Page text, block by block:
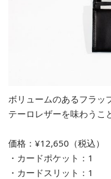
ボリュームのあるフラッ
テーロレザーを味わうこ
価格：¥12,650（税込）
・カードポケット：1
・カードスリット：1